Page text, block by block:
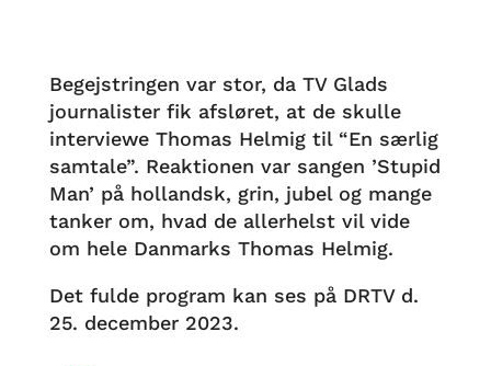
Begejstringen var stor, da TV Glads
journalister fik afsløret, at de skulle
interviewe Thomas Helmig til “En særlig
samtale”. Reaktionen var sangen ’Stupid
Man’ på hollandsk, grin, jubel og mange
tanker om, hvad de allerhelst vil vide
om hele Danmarks Thomas Helmig.
Det fulde program kan ses på DRTV d.
25. december 2023.